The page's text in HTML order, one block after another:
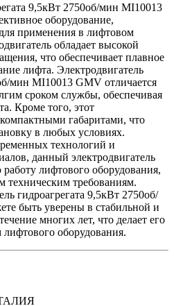
9,5кВт 2750об/мин MI10013
оборудование,
применения в лифтовом
обладает высокой
что обеспечивает плавное
лифта. Электродвигатель
мин MI10013 GMV отличается
сроком службы, обеспечивая
Кроме того, этот
компактными габаритами, что
в любых условиях.
технологий и
данный электродвигатель
лифтового оборудования,
техническим требованиям.
гидроагрегата 9,5кВт 2750об/
быть уверены в стабильной и
многих лет, что делает его
оборудования.